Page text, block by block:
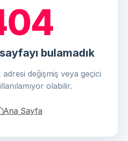
sayfayı bulamadık
adresi değişmiş veya geçici
olabilir.
Ana Sayfa